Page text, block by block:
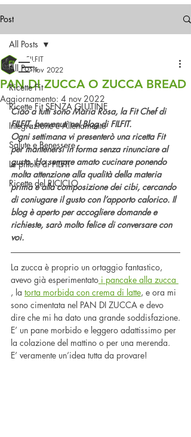
Post
All Posts
Ricette Fit
Ricette Fit SENZA GLUTINE
Integrazione e Allenamento
Salute e Benessere
Le pillole di FILFIT
Ricette del RICICLO
All Posts
PAN DI ZUCCA O ZUCCA BREAD
FILFIT
3 nov 2022
Aggiornamento: 4 nov 2022
Ciao a tutti sono Maria Rosa, la Fit Chef di
FILFIT, benvenuti nel Blog di FILFIT.
Ogni settimana vi presenterò una ricetta Fit
per mantenersi in forma senza rinunciare al
gusto. Ho sempre amato cucinare ponendo
molta attenzione alla qualità della materia
prima e alla composizione dei cibi, cercando
di coniugare il gusto con l’apporto calorico. Il
blog è aperto per accogliere domande e
richieste, sarò molto felice di conversare con
voi.
La zucca è proprio un ortaggio fantastico,
avevo già esperimentato i pancake alla zucca
, la torta morbida con crema di latte, e ora mi
sono cimentata nel PAN DI ZUCCA e devo
dire che mi ha dato una grande soddisfazione.
E’ un pane morbido e leggero adattissimo per
la colazione del mattino o per una merenda.
E’ veramente un’idea tutta da provare!